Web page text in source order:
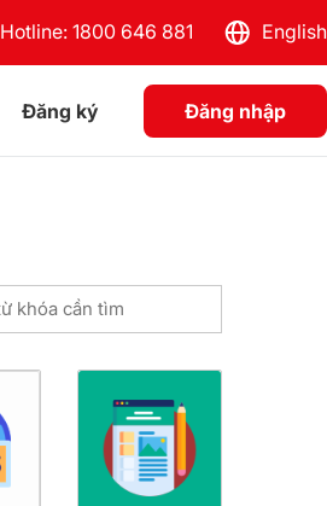
Hotline: 1800 646 881 English
Đăng ký Đăng nhập